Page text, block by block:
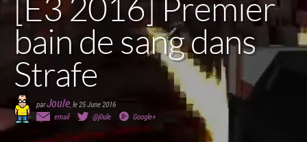
bain de sang dans
Strafe
parJoule,le 25 June 2016
email
@j0ule Google+